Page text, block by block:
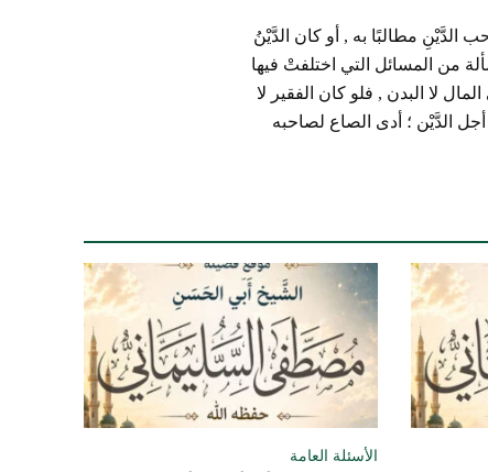
الدَّيْنِ مطالبًا به , أو كان الدَّيْنُ
(3/176) و”الشرح الممتع” (6/154) وهذه المسألة من المسائل التي اختلفتْ فيها
لا البدن , فلو كان الفقير لا
الدَّيْن ؛ أدى الصاع لصاحبه
الأسئلة العامة